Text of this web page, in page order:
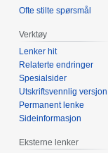
Ofte stilte spørsmål
Verktøy
Lenker hit
Relaterte endringer
Spesialsider
Utskriftsvennlig versjon
Permanent lenke
Sideinformasjon
Eksterne lenker